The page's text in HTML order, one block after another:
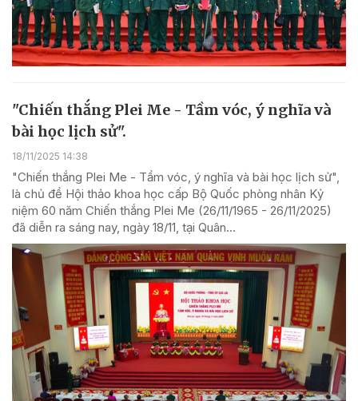
"Chiến thắng Plei Me - Tầm vóc, ý nghĩa và
bài học lịch sử".
18/11/2025 14:38
"Chiến thắng Plei Me - Tầm vóc, ý nghĩa và bài học lịch sử",
là chủ đề Hội thảo khoa học cấp Bộ Quốc phòng nhân Kỷ
niệm 60 năm Chiến thắng Plei Me (26/11/1965 - 26/11/2025)
đã diễn ra sáng nay, ngày 18/11, tại Quân...